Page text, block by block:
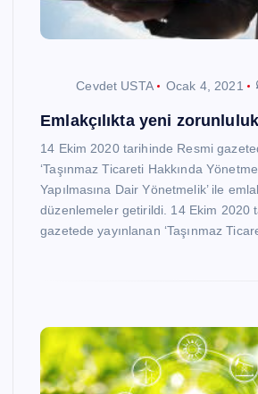
Cevdet USTA Ocak 4, 2021
Emlakçılıkta yeni
14 Ekim 2020 tarihinde Resmi
‘Taşınmaz Ticareti Hakkında
Yapılmasına Dair Yönetmelik’ ile
düzenlemeler getirildi. 14 Ekim 2020
gazetede yayınlanan ‘Taşınmaz